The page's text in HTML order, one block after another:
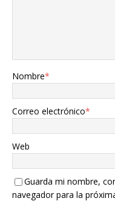
Nombre*
Correo electrónico*
Web
Guarda mi nombre,
navegador para la